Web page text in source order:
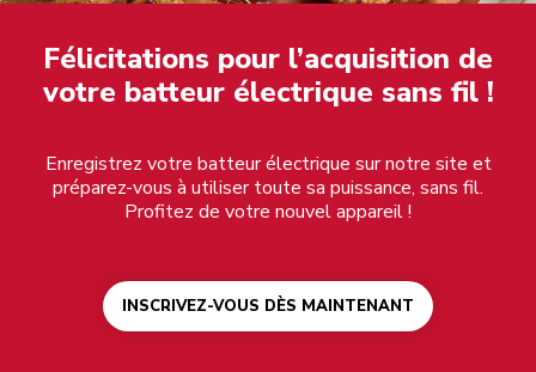
Félicitations pour l’acquisition de
votre batteur électrique sans fil !
Enregistrez votre batteur électrique sur notre site et
préparez-vous à utiliser toute sa puissance, sans fil.
Profitez de votre nouvel appareil !
INSCRIVEZ-VOUS DÈS MAINTENANT